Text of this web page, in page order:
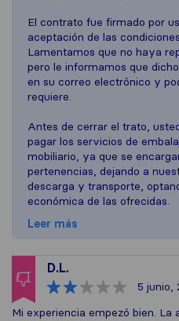
El contrato fue firmado por
aceptación de las
Lamentamos que no haya
pero le informamos que
en su correo electrónico y
requiere.
Antes de cerrar el trato,
pagar los servicios de
mobiliario, ya que se
pertenencias, dejando a
descarga y transporte,
económica de las ofrecidas.
Leer más
D.L.
5 junio,
Mi experiencia empezó bien. La